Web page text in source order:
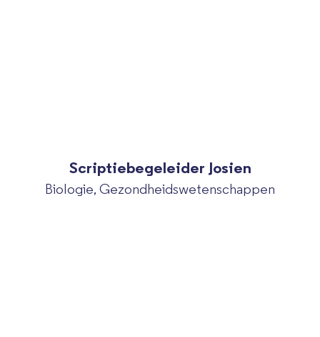
Scriptiebegeleider Josien
Biologie, Gezondheidswetenschappen